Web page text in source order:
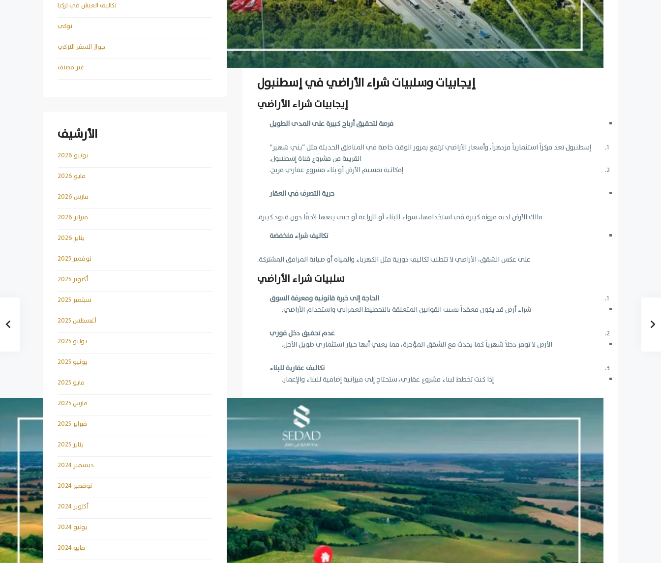
إيجابيات وسلبيات شراء الأراضي في إسطنبول
إيجابيات شراء الأراضي
فرصة لتحقيق أرباح كبيرة على المدى الطويل
إسطنبول تعد مركزاً استثمارياً مزدهراً، وأسعار الأراضي ترتفع بمرور الوقت خاصة في المناطق الحديثة مثل “يني شهير”
القريبة من مشروع قناة إسطنبول.
إمكانية تقسيم الأرض أو بناء مشروع عقاري مربح.
حرية التصرف في العقار
مالك الأرض لديه مرونة كبيرة في استخدامها، سواء للبناء أو الزراعة أو حتى بيعها لاحقًا دون قيود كبيرة.
تكاليف شراء منخفضة
على عكس الشقق، الأراضي لا تتطلب تكاليف دورية مثل الكهرباء والمياه أو صيانة المرافق المشتركة.
سلبيات شراء الأراضي
الحاجة إلى خبرة قانونية ومعرفة السوق
شراء أرض قد يكون معقداً بسبب القوانين المتعلقة بالتخطيط العمراني واستخدام الأراضي.
عدم تحقيق دخل فوري
الأرض لا توفر دخلاً شهرياً كما يحدث مع الشقق المؤجرة، مما يعني أنها خيار استثماري طويل الأجل.
تكاليف عقارية للبناء
إذا كنت تخطط لبناء مشروع عقاري، ستحتاج إلى ميزانية إضافية للبناء والإعمار.
تكاليف العيش في تركيا
توكي
جواز السفر التركي
غير مصنف
الأرشيف
يونيو 2026
مايو 2026
مارس 2026
فبراير 2026
يناير 2026
نوفمبر 2025
أكتوبر 2025
سبتمبر 2025
أغسطس 2025
يوليو 2025
يونيو 2025
مايو 2025
مارس 2025
فبراير 2025
يناير 2025
ديسمبر 2024
نوفمبر 2024
أكتوبر 2024
يوليو 2024
مايو 2024